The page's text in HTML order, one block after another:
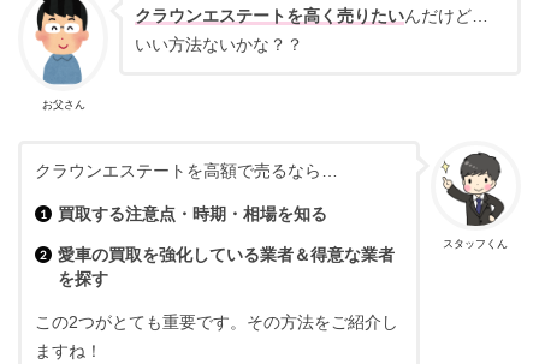
お父さん
クラウンエステートを高く売りたいんだけど…
いい方法ないかな？？
スタッフくん
クラウンエステートを高額で売るなら…
買取する注意点・時期・相場を知る
愛車の買取を強化している業者＆得意な業者
を探す
この2つがとても重要です。その方法をご紹介し
ますね！